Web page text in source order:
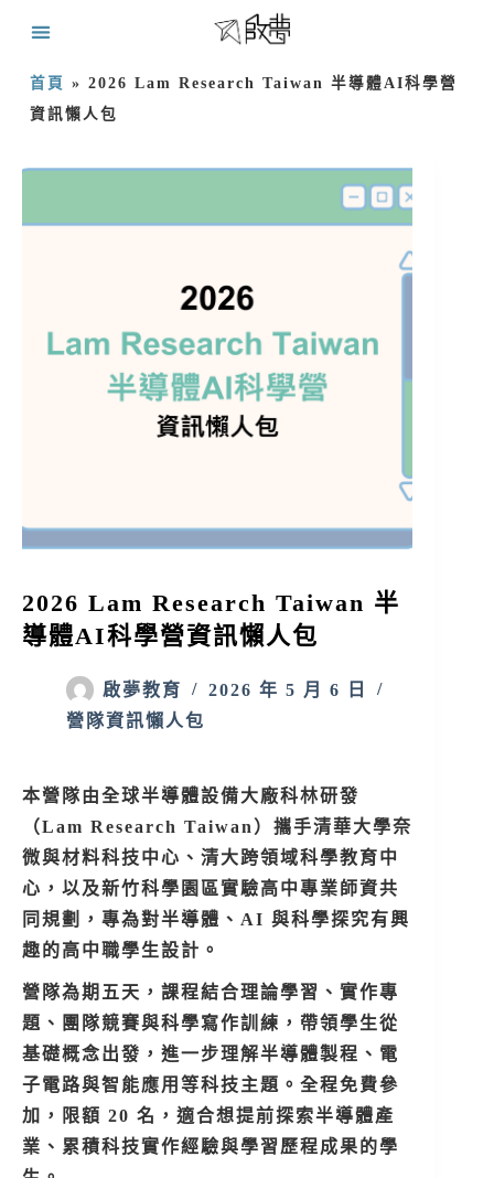
首頁 » 2026 Lam Research Taiwan 半導體AI科學營
資訊懶人包
2026 Lam Research Taiwan 半
導體AI科學營資訊懶人包
啟夢教育
2026 年 5 月 6 日
營隊資訊懶人包
本營隊由全球半導體設備大廠科林研發
（Lam Research Taiwan）攜手清華大學奈
微與材料科技中心、清大跨領域科學教育中
心，以及新竹科學園區實驗高中專業師資共
同規劃，專為對半導體、AI 與科學探究有興
趣的高中職學生設計。
營隊為期五天，課程結合理論學習、實作專
題、團隊競賽與科學寫作訓練，帶領學生從
基礎概念出發，進一步理解半導體製程、電
子電路與智能應用等科技主題。全程免費參
加，限額 20 名，適合想提前探索半導體產
業、累積科技實作經驗與學習歷程成果的學